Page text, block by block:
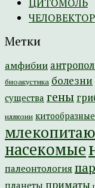
ЧЕЛОВЕКТОР
Метки
амфибии
биоакустика болезни
существа гены
иллюзии китообразные
насекомые
палеонтология
планеты приматы